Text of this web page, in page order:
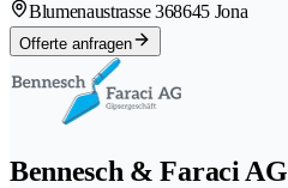
Blumenaustrasse 368645 Jona
Offerte anfragen
Bennesch & Faraci AG